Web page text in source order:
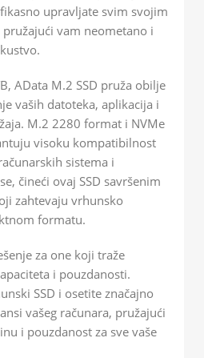
upravljate svim svojim
vam neometano i
AData M.2 SSD pruža obilje
vaših datoteka, aplikacija i
M.2 2280 format i NVMe
visoku kompatibilnost
sistema i
čineći ovaj SSD savršenim
zahtevaju vrhunsko
formatu.
za one koji traže
i pouzdanosti.
SSD i osetite značajno
vašeg računara, pružajući
i pouzdanost za sve vaše